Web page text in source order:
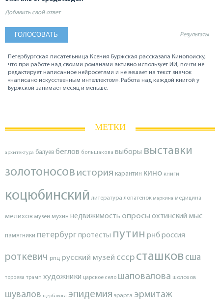
Добавить свой ответ
Результаты
Петербургская писательница Ксения Буржская рассказала Кинопоиску,
что при работе над своими романами активно использует ИИ, почти не
редактирует написанное нейросетями и не вешает на текст значок
«написано искусственным интеллектом». Работа над каждой книгой у
Буржской занимает месяц и меньше.
МЕТКИ
архитектура балуев беглов большакова выборы выставки
золотоносов история карантин кино книги
коцюбинский литература лопатенок маркина медицина
мелихов музеи мухин недвижимость опросы охтинский мыс
памятники петербургпротесты путин рнброссия
роткевич рпц русский музей ссср сташков сша
тороева трамп художники царское село шаповалова шолохов
шувалов щербакова эпидемия эрарта эрмитаж